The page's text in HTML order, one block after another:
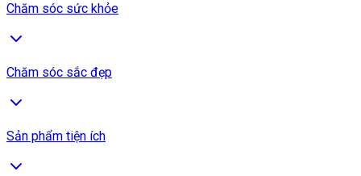
Chăm sóc sức khỏe
Chăm sóc sắc đẹp
Sản phẩm tiện ích